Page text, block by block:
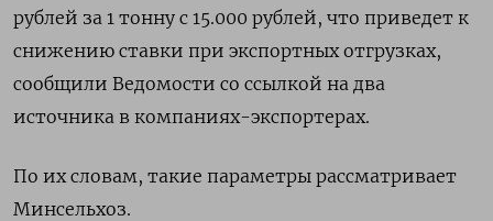
рублей за 1 тонну с 15.000 рублей, что приведет к
снижению ставки при экспортных отгрузках,
сообщили Ведомости со ссылкой на два
источника в компаниях-экспортерах.
По их словам, такие параметры рассматривает
Минсельхоз.